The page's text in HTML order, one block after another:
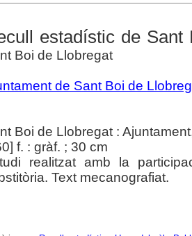
estadístic de Sant
Boi de Llobregat
de Sant Boi de
Boi de Llobregat :
f. : gràf. ; 30 cm
realitzat amb la
Text mecanografiat.